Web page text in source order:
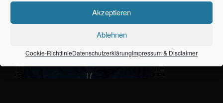
Akzeptieren
Ablehnen
Cookie-RichtlinieDatenschutzerklärungImpressum & Disclaimer